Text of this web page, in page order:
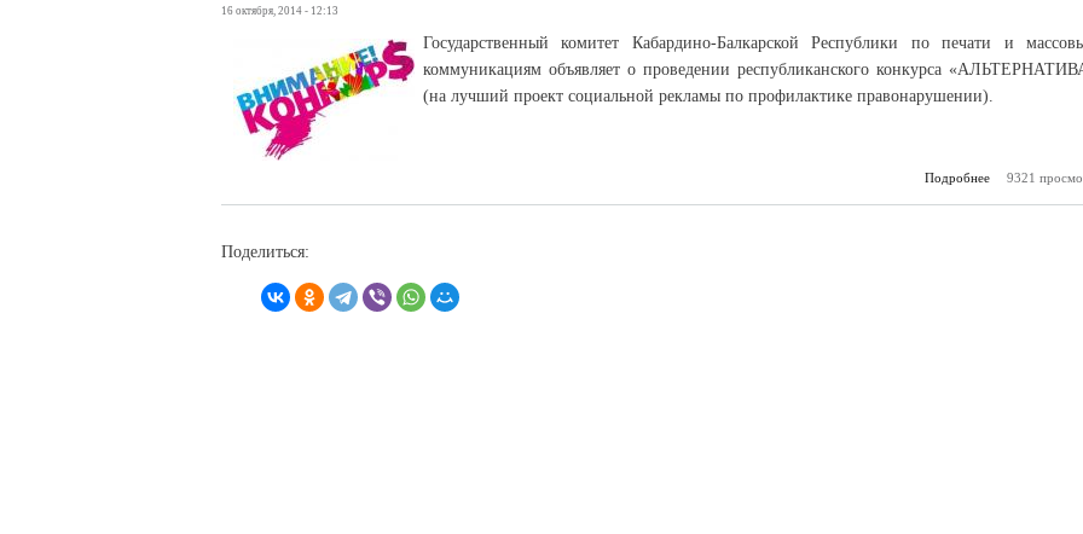
16 октября, 2014 - 12:13
Государственный комитет Кабардино-Балкарской Республики по печати и
коммуникациям объявляет о проведении республиканского конкурса
(на лучший проект социальной рекламы по профилактике правонарушении).
Подробнее
о Открыт
9321
Поделиться: